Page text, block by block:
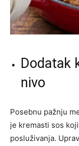
Dodatak
nivo
Posebnu pažnju
je kremasti sos
posluživanja.